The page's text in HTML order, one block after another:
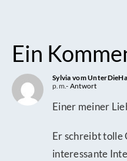
Ein
Sylvia vom
p.m.- Antwort
Einer meiner
Er schreibt tolle
interessante